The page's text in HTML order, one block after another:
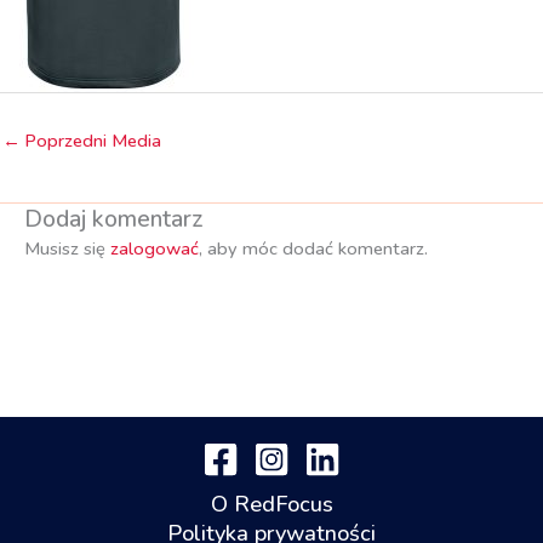
← Poprzedni Media
Dodaj komentarz
Musisz się zalogować, aby móc dodać komentarz.
O RedFocus
Polityka prywatności